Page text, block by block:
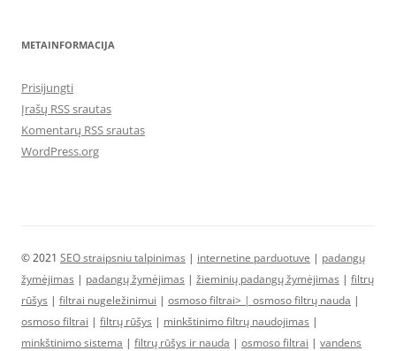
METAINFORMACIJA
Prisijungti
Įrašų RSS srautas
Komentarų RSS srautas
WordPress.org
© 2021 SEO straipsniu talpinimas | internetine parduotuve | padangų
žymėjimas | padangų žymėjimas | žieminių padangų žymėjimas | filtrų
rūšys | filtrai nugeležinimui | osmoso filtrai> | osmoso filtrų nauda |
osmoso filtrai | filtrų rūšys | minkštinimo filtrų naudojimas |
minkštinimo sistema | filtrų rūšys ir nauda | osmoso filtrai | vandens